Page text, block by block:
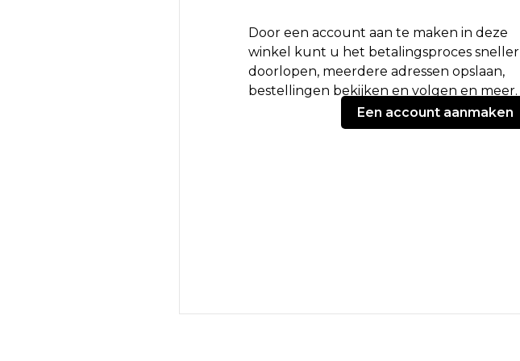
Door een account aan te maken in deze
winkel kunt u het betalingsproces sneller
doorlopen, meerdere adressen opslaan,
bestellingen bekijken en volgen en meer.
Een account aanmaken